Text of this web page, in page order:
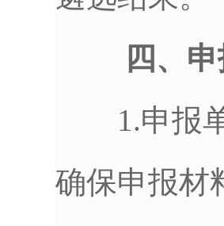
四、
1.申报单
确保申报材